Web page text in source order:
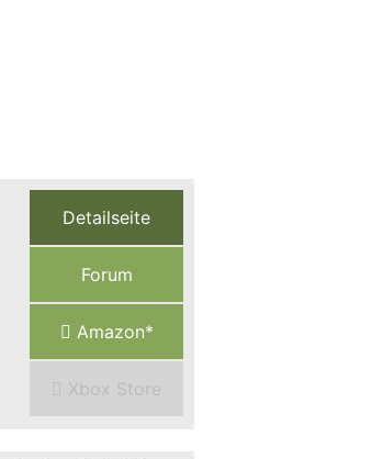
Detailseite
Forum
Amazon*
Xbox Store